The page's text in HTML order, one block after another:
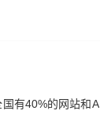
有40%的网站和A